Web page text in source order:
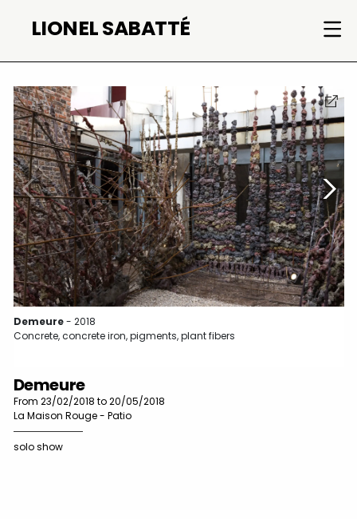
content
LIONEL SABATTÉ
Demeure- 2018
Concrete, concrete iron, pigments, plant fibers
Demeure
From 23/02/2018 to 20/05/2018
La Maison Rouge - Patio
solo show